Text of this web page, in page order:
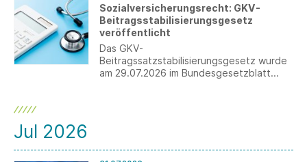
Sozialversicherungsrecht: GKV-
Beitragsstabilisierungsgesetz
veröffentlicht
Das GKV-
Beitragssatzstabilisierungsgesetz wurde
am 29.07.2026 im Bundesgesetzblatt
Jul 2026